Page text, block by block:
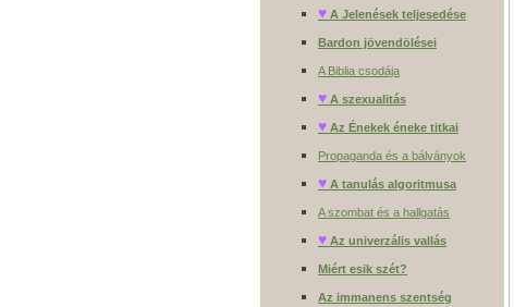
♥ A Jelenések teljesedése
Bardon jövendölései
A Biblia csodája
♥ A szexualitás
♥ Az Énekek éneke titkai
Propaganda és a bálványok
♥ A tanulás algoritmusa
A szombat és a hallgatás
♥ Az univerzális vallás
Miért esik szét?
Az immanens szentség